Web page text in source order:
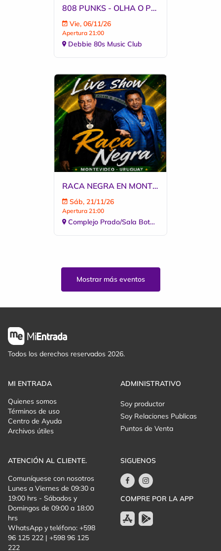
808 PUNKS - OLHA O PESADO - AFASIA
Vie, 06/11/26
Apertura 21:00
Debbie 80s Music Club
RACA NEGRA EN MONTEVIDEO
Sáb, 21/11/26
Apertura 21:00
Complejo Prado/Sala Botanica
Mostrar más eventos
Todos los derechos reservados 2026.
MI ENTRADA
Quienes somos
Términos de uso
Centro de Ayuda
Archivos útiles
ADMINISTRATIVO
Soy productor
Soy Relaciones Publicas
Puntos de Venta
ATENCIÓN AL CLIENTE.
Comuníquese con nosotros
Lunes a Viernes de 09:30 a
19:00 hrs - Sábados y
Domingos de 09:00 a 18:00
hrs
WhatsApp y teléfono: +598
96 125 222 | +598 96 125
222
SIGUENOS
COMPRE POR LA APP